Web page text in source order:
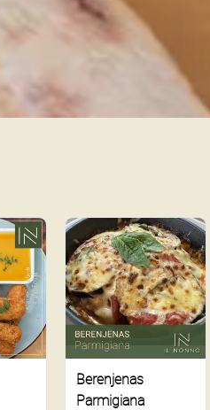
Berenjenas
Parmigiana